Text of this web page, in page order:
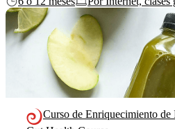
Curso de Enriquecimiento de